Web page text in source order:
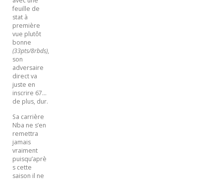
feuille de
stat à
première
vue plutôt
bonne
(33pts/8rbds),
son
adversaire
direct va
juste en
inscrire 67…
de plus, dur.
Sa carrière
Nba ne s’en
remettra
jamais
vraiment
puisqu’aprè
s cette
saison il ne